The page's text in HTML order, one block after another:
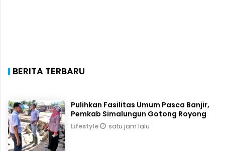
BERITA TERBARU
Pulihkan Fasilitas Umum Pasca Banjir,
Pemkab Simalungun Gotong Royong
Lifestyle satu jam lalu